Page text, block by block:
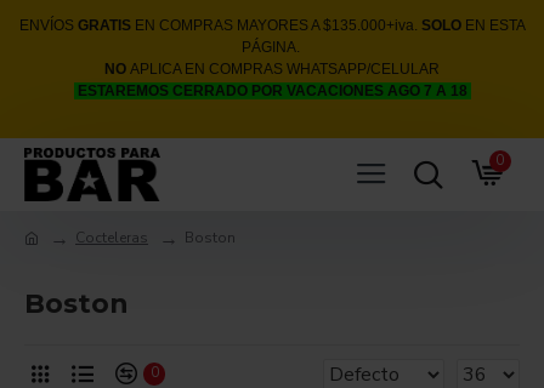
ENVÍOS GRATISEN COMPRAS MAYORES A $135.000+iva. SOLOEN ESTA
PÁGINA.
NO APLICA EN COMPRAS WHATSAPP/CELULAR
ESTAREMOS CERRADO POR VACACIONES AGO 7 A 18
0
Cocteleras Boston
Boston
0